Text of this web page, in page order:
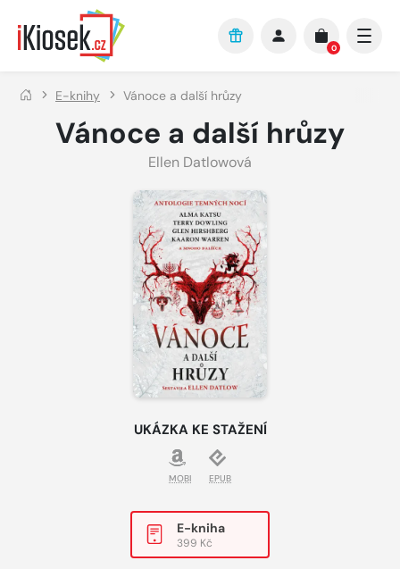
Přejít na hlavní obsah
0
E-knihy Vánoce a další hrůzy
Vánoce a další hrůzy
Ellen Datlowová
UKÁZKA KE STAŽENÍ
MOBI EPUB
E-kniha
399 Kč